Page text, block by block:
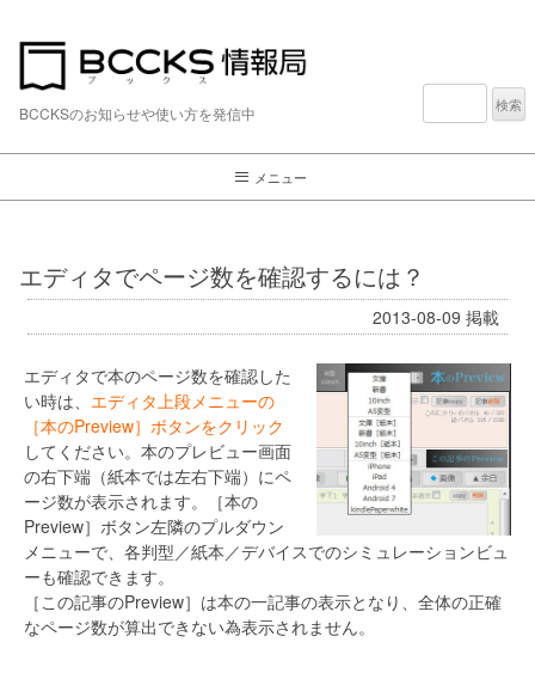
BCCKSのお知らせや使い方を発信中
検
メニュー
エディタでページ数を確認するには？
2013-08-09 掲載
エディタで本のページ数を確認した
い時は、 エディタ上段メニューの
［本のPreview］ボタンをクリック
してください。本のプレビュー画面
の右下端（紙本では左右下端）にペ
ージ数が表示されます。［本の
Preview］ボタン左隣のプルダウン
メニューで、各判型／紙本／デバイスでのシミュレーションビュ
ーも確認できます。
［この記事のPreview］は本の一記事の表示となり、全体の正確
なページ数が算出できない為表示されません。